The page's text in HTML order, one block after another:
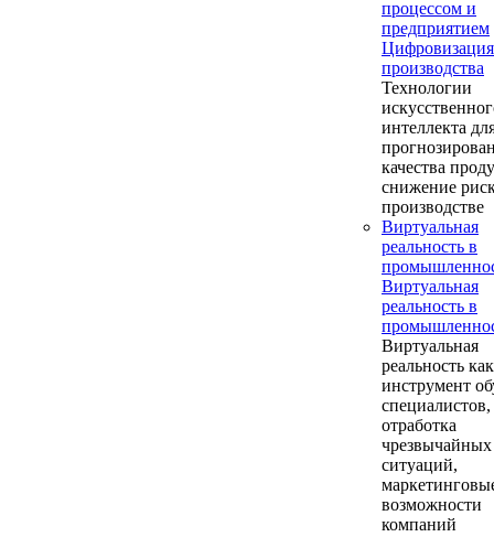
процессом и
предприятием
Цифровизация
производства
Технологии
интеллекта
качества
снижение
производстве
Виртуальная
реальность в
Виртуальная
реальность в
Виртуальная
реальность как
инструмент
специалистов,
отработка
чрезвычайных
ситуаций,
возможности
компаний